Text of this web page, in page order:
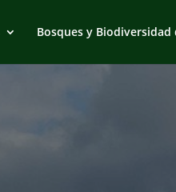
Bosques y Biodiversidad